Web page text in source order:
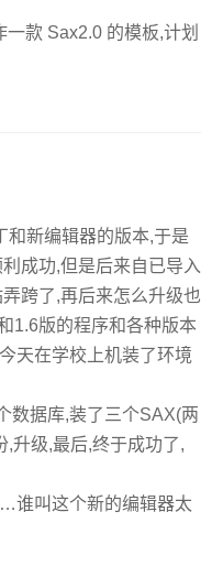
款 Sax2.0 的模板,计划
新编辑器的版本,于是
成功,但是后来自已导入
跨了,再后来怎么升级也
1.6版的程序和各种版本
天在学校上机装了环境
数据库,装了三个SAX(两
,升级,最后,终于成功了,
谁叫这个新的编辑器太